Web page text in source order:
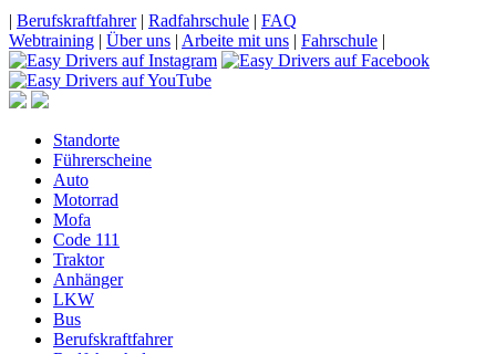
| Berufskraftfahrer| Radfahrschule | FAQ
Webtraining | Über uns | Arbeite mit uns | Fahrschule |
Standorte
Führerscheine
Auto
Motorrad
Mofa
Code 111
Traktor
Anhänger
LKW
Bus
Berufskraftfahrer